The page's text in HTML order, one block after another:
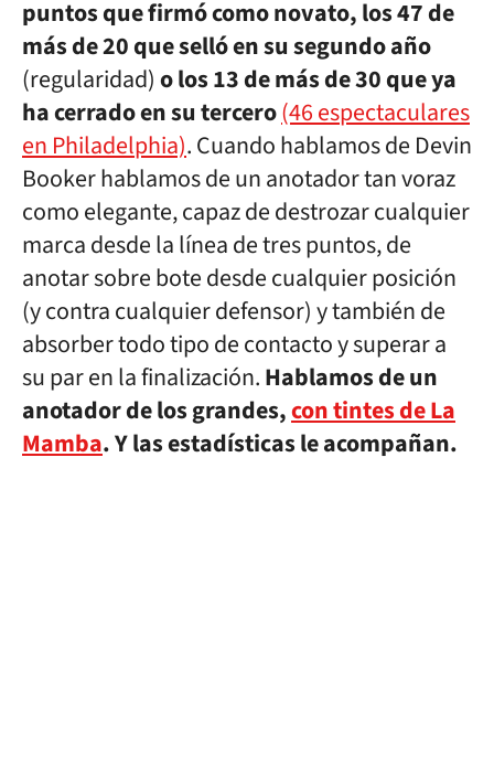
puntos que firmó como novato, los 47 de
más de 20 que selló en su segundo año
(regularidad)o los 13 de más de 30 que ya
ha cerrado en su tercero(46 espectaculares
en Philadelphia). Cuando hablamos de Devin
Booker hablamos de un anotador tan voraz
como elegante, capaz de destrozar cualquier
marca desde la línea de tres puntos, de
anotar sobre bote desde cualquier posición
(y contra cualquier defensor) y también de
absorber todo tipo de contacto y superar a
su par en la finalización.Hablamos de un
anotador de los grandes,con tintes de La
Mamba. Y las estadísticas le acompañan.